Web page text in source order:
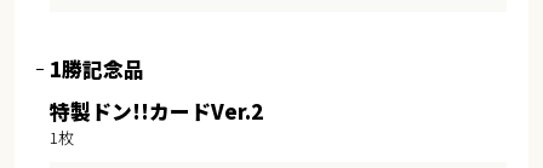
1勝記念品
特製ドン!!カードVer.2
1枚